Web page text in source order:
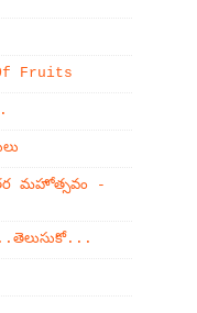
Fruits
మహోత్సవం -